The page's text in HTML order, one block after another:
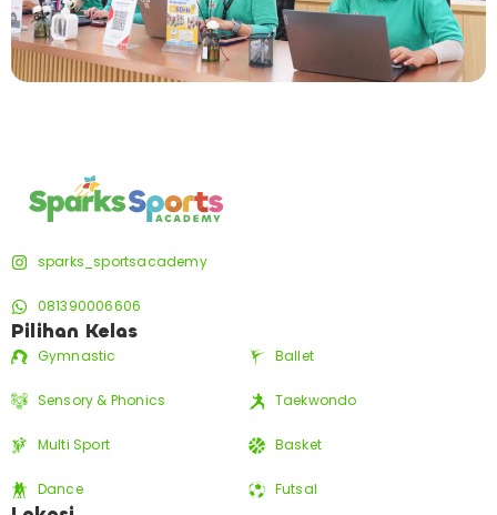
sparks_sportsacademy
081390006606
Pilihan Kelas
Gymnastic
Sensory & Phonics
Multi Sport
Dance
Ballet
Taekwondo
Basket
Futsal